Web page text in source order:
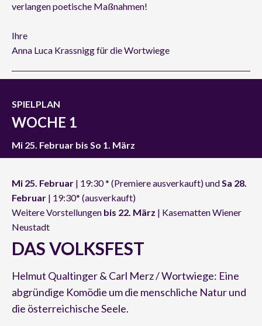
verlangen poetische Maßnahmen!
Ihre
Anna Luca Krassnigg für die Wortwiege
SPIELPLAN
WOCHE 1
Mi 25. Februar bis So 1. März
Mi 25. Februar | 19:30 * (Premiere ausverkauft) undSa 28.
Februar | 19:30* (ausverkauft)
Weitere Vorstellungen bis 22. März | Kasematten Wiener
Neustadt
DAS VOLKSFEST
Helmut Qualtinger & Carl Merz / Wortwiege: Eine
abgründige Komödie um die menschliche Natur und
die österreichische Seele.